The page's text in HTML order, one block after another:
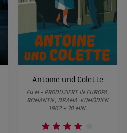
Antoine und Colette
FILM • PRODUZIERT IN EUROPA,
ROMANTIK, DRAMA, KOMÖDIEN
1962 • 30 MIN.